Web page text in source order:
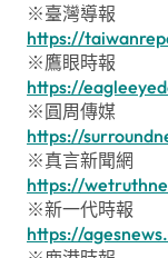
※臺灣導報
https://
※鷹眼時報
https://
※圓周傳媒
https://
※真言新聞網
https://
※新一代時報
https://